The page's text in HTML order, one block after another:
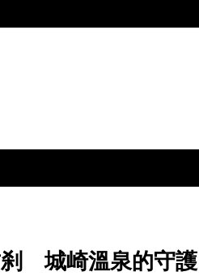
刹 城崎溫泉的守護